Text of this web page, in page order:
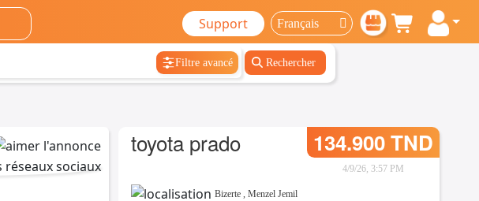
Support
Filtre avancé Rechercher
toyota prado 134.900 TND
4/9/26, 3:57 PM
Bizerte ,Menzel Jemil